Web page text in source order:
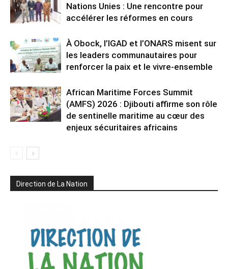
Nations Unies : Une rencontre pour
accélérer les réformes en cours
À Obock, l’IGAD et l’ONARS misent sur
les leaders communautaires pour
renforcer la paix et le vivre-ensemble
African Maritime Forces Summit
(AMFS) 2026 : Djibouti affirme son rôle
de sentinelle maritime au cœur des
enjeux sécuritaires africains
Direction de La Nation